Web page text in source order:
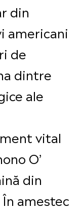
din
americani
de
dintre
ale
vital
O’
din
amestec